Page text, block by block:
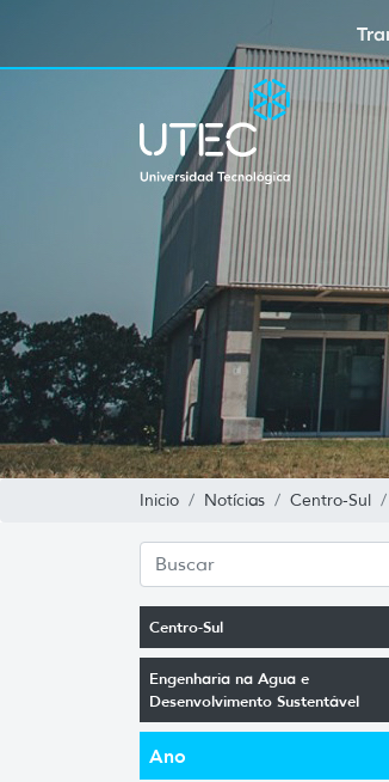
Inicio Notícias Centro-Sul
Centro-Sul
Engenharia na Agua e
Desenvolvimento Sustentável
Ano